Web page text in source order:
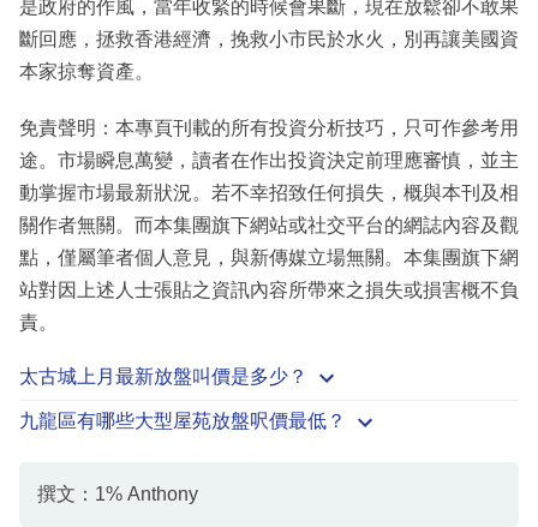
是政府的作風，當年收緊的時候會果斷，現在放鬆卻不敢果
斷回應，拯救香港經濟，挽救小市民於水火，別再讓美國資
本家掠奪資產。
免責聲明：本專頁刊載的所有投資分析技巧，只可作參考用
途。市場瞬息萬變，讀者在作出投資決定前理應審慎，並主
動掌握市場最新狀況。若不幸招致任何損失，概與本刊及相
關作者無關。而本集團旗下網站或社交平台的網誌內容及觀
點，僅屬筆者個人意見，與新傳媒立場無關。本集團旗下網
站對因上述人士張貼之資訊內容所帶來之損失或損害概不負
責。
太古城上月最新放盤叫價是多少？
九龍區有哪些大型屋苑放盤呎價最低？
撰文：1% Anthony